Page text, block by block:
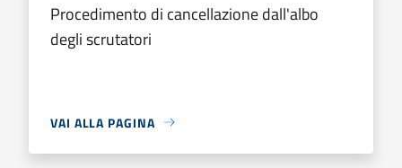
Procedimento di cancellazione dall'albo
degli scrutatori
VAI ALLA PAGINA